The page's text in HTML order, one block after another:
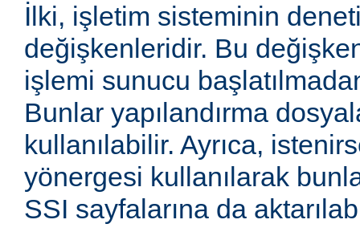
İlki, işletim sisteminin
değişkenleridir. Bu
işlemi sunucu
Bunlar yapılandırma
kullanılabilir. Ayrıca,
yönergesi kullanılarak
SSI sayfalarına da